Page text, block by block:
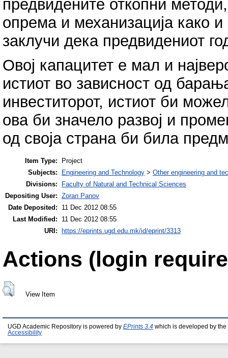
предвидените откопни
опрема и механизација како
заклучи дека предвидениот
Овој капацитет е мал и
истиот во зависност од
инвеститорот, истиот би
ова би значело развој и
од своја страна би била
Item Type:
Project
Subjects:
Engineering and Technology > Other engineering and
Divisions:
Faculty of Natural and Technical Sciences
Depositing User: Zoran Panov
Date Deposited:
11 Dec 2012 08:55
Last Modified:
11 Dec 2012 08:55
URI:
https://eprints.ugd.edu.mk/id/eprint/3313
Actions (login
View Item
UGD Academic Repository is powered by EPrints 3.4 which is developed by the
Accessibility